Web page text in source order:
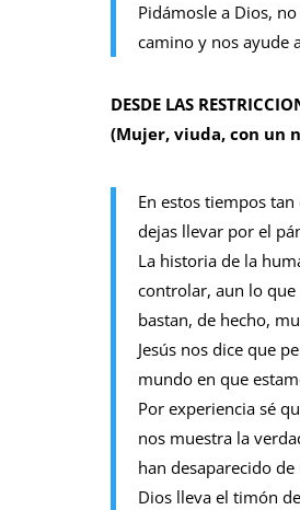
Pidámosle a Dios,
camino y nos ayude
DESDE LAS
(Mujer, viuda, con un
En estos tiempos
dejas llevar por el
La historia de la
controlar, aun lo
bastan, de hecho,
Jesús nos dice que
mundo en que
Por experiencia sé
nos muestra la
han desaparecido
Dios lleva el timón